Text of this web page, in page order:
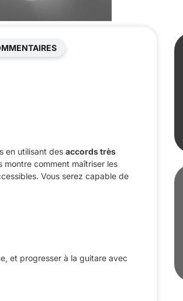
en utilisant des accords très
montre comment maîtriser les
Vous serez capable de
et progresser à la guitare avec